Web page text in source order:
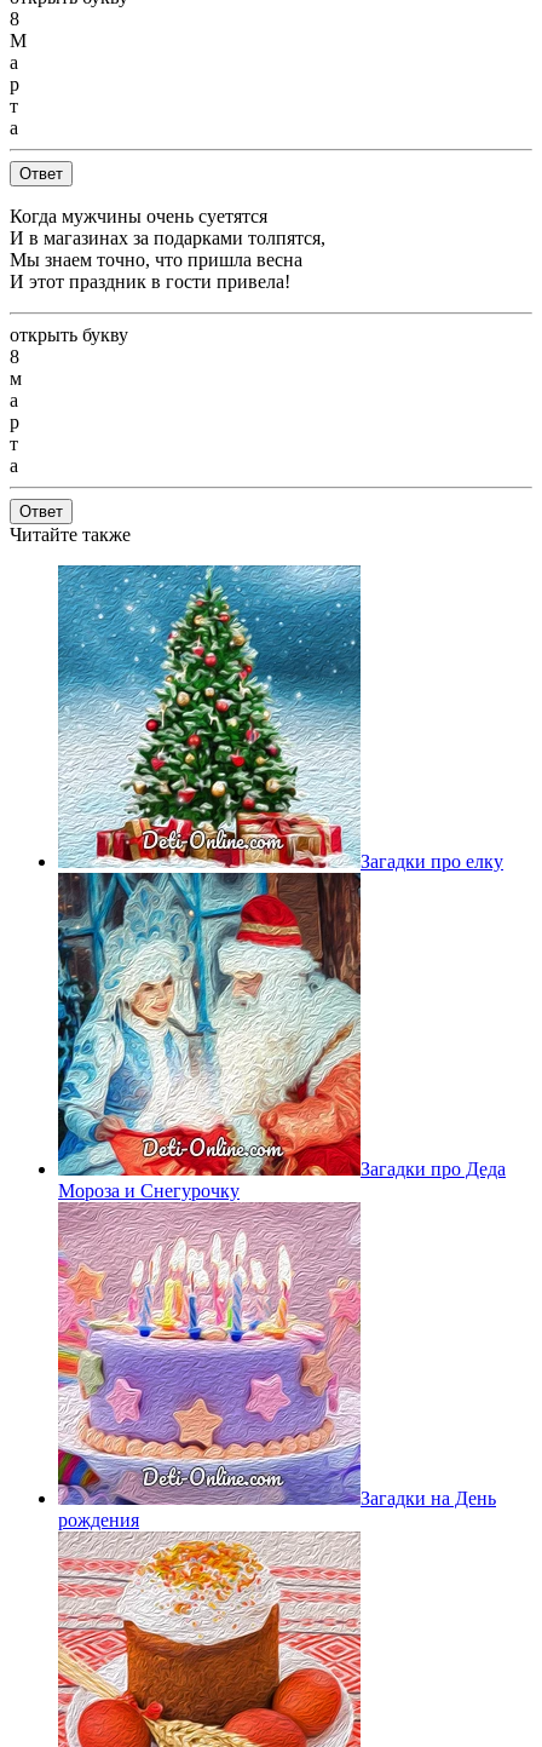
8
М
а
р
т
а
Ответ
Когда мужчины очень суетятся
И в магазинах за подарками толпятся,
Мы знаем точно, что пришла весна
И этот праздник в гости привела!
открыть букву
8
м
а
р
т
а
Ответ
Читайте также
Загадки про елку
Загадки про Деда
Мороза и Снегурочку
Загадки на День
рождения